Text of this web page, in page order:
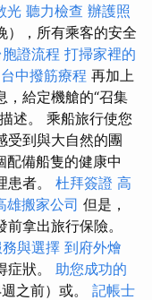
光 聽力檢查 辦護照
），所有乘客的安全
證流程 打掃家裡的
台中撥筋療程 再加上
，給定機艙的“召集
述。 乘船旅行使您
受到與大自然的團
配備船隻的健康中
患者。 杜拜簽證 高
雄搬家公司 但是，
拿出旅行保險。
與選擇 到府外燴
症狀。 助您成功的
之前）或。 記帳士